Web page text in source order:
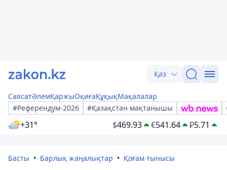
Қаз
СаясатӘлемҚаржыОқиғаҚұқықМақалалар
#Референдум-2026
#Қазақстан мақтанышы
+31° $469.93 €541.64 ₽5.71
Басты Барлық жаңалықтар Қоғам тынысы